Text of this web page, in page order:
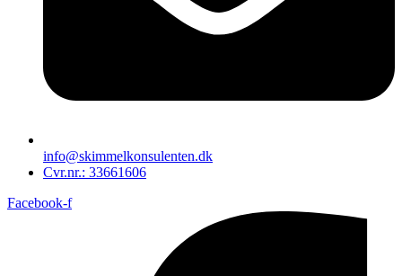
info@skimmelkonsulenten.dk
Cvr.nr.: 33661606
Facebook-f